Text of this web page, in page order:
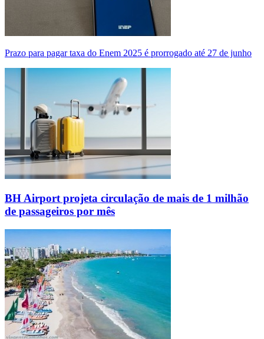
Prazo para pagar taxa do Enem 2025 é prorrogado até 27 de junho
BH Airport projeta circulação de mais de 1 milhão
de passageiros por mês